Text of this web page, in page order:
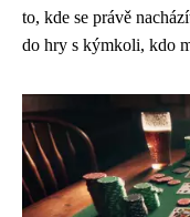
to, kde se právě
do hry s kýmkoli, kdo